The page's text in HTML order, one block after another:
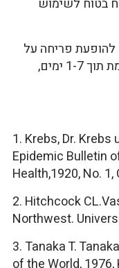
להופעת פריחה על
העור. Ed Smith טוען שהפריחה נעלמת תוך 1-7 ימים,
1. Krebs, Dr.
Epidemic Bulletin
Health,1920, No.
2. Hitchcock
Northwest.
3. Tanaka T.
of the World,